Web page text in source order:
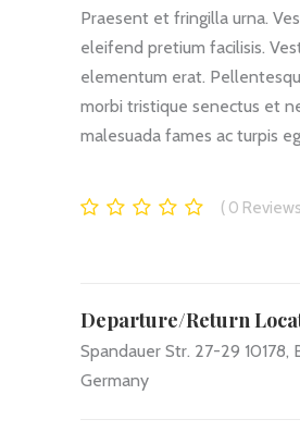
Praesent et fringilla urna.
eleifend pretium facilisis.
elementum erat.
morbi tristique senectus et
malesuada fames ac turpis
0 Reviews
Departure/Return
Spandauer Str. 27-29 10178,
Germany